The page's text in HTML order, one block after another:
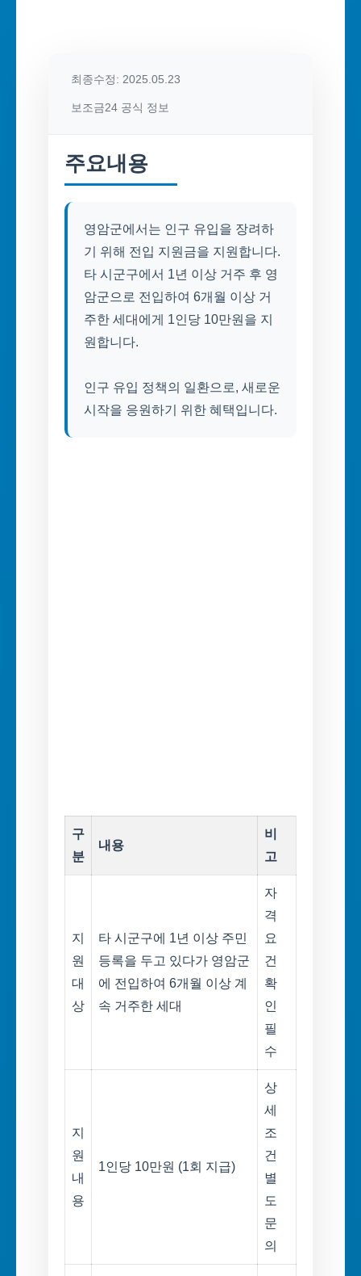
최종수정: 2025.05.23
보조금24 공식 정보
주요내용
영암군에서는 인구 유입을 장려하
기 위해 전입 지원금을 지원합니다.
타 시군구에서 1년 이상 거주 후 영
암군으로 전입하여 6개월 이상 거
주한 세대에게 1인당 10만원을 지
원합니다.
인구 유입 정책의 일환으로, 새로운
시작을 응원하기 위한 혜택입니다.
구
분
내용
비
고
지
원
대
상
타 시군구에 1년 이상 주민
등록을 두고 있다가 영암군
에 전입하여 6개월 이상 계
속 거주한 세대
자
격
요
건
확
인
필
수
지
원
내
용
1인당 10만원 (1회 지급)
상
세
조
건
별
도
문
의